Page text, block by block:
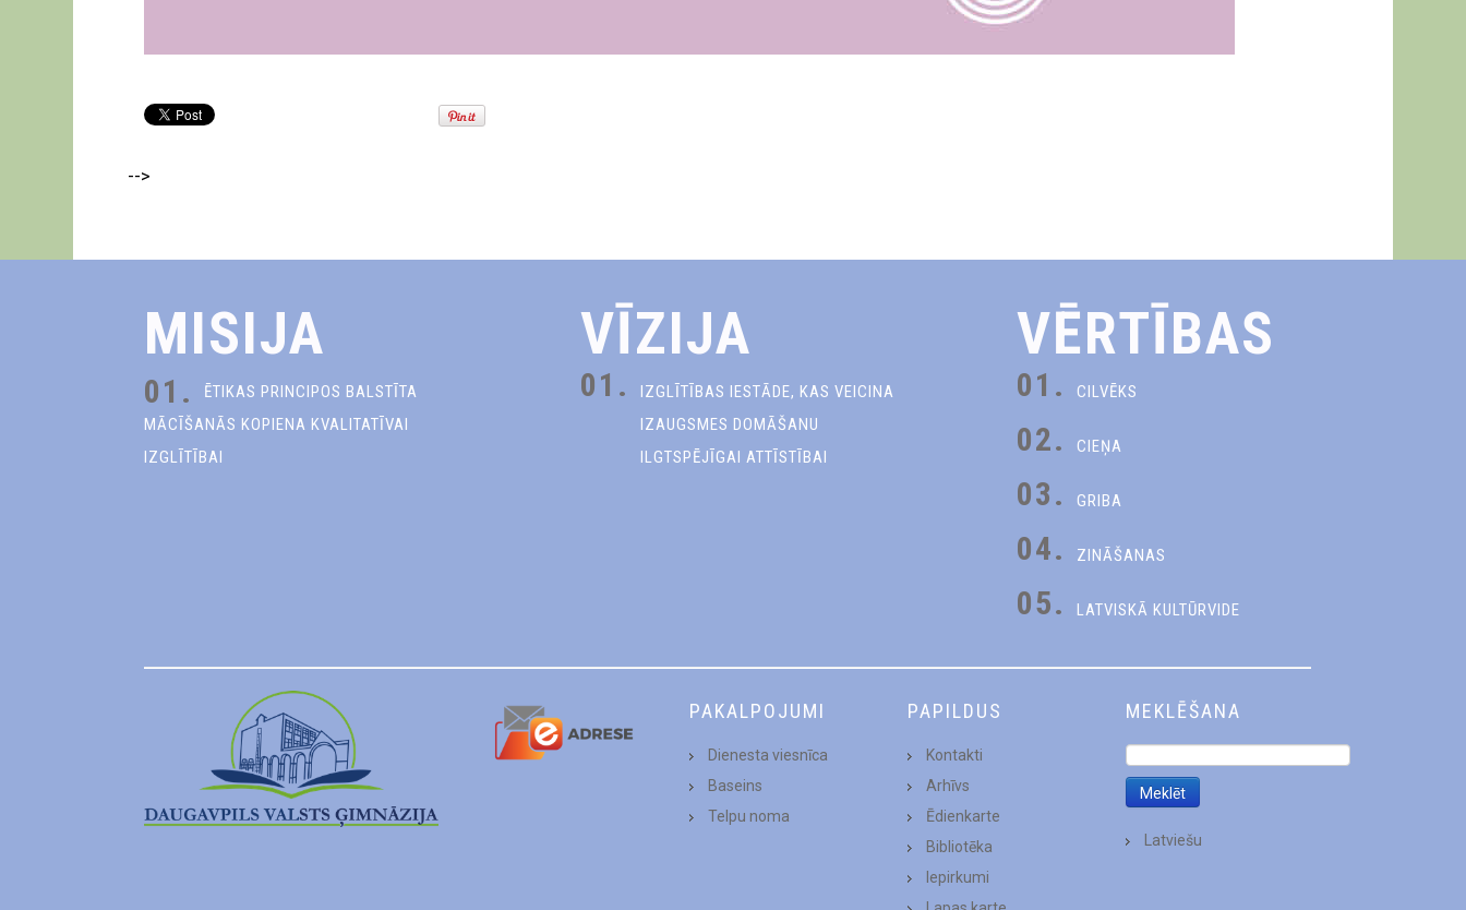
-->
MISIJA
01.
ĒTIKAS PRINCIPOS BALSTĪTA
MĀCĪŠANĀS KOPIENA KVALITATĪVAI
IZGLĪTĪBAI
VĪZIJA
01.
IZGLĪTĪBAS IESTĀDE, KAS VEICINA
IZAUGSMES DOMĀŠANU
ILGTSPĒJĪGAI ATTĪSTĪBAI
VĒRTĪBAS
01. CILVĒKS
02. CIEŅA
03. GRIBA
04. ZINĀŠANAS
05. LATVISKĀ KULTŪRVIDE
PAKALPOJUMI
Dienesta viesnīca
Baseins
Telpu noma
PAPILDUS
Kontakti
Arhīvs
Ēdienkarte
Bibliotēka
Iepirkumi
MEKLĒŠANA
Latviešu